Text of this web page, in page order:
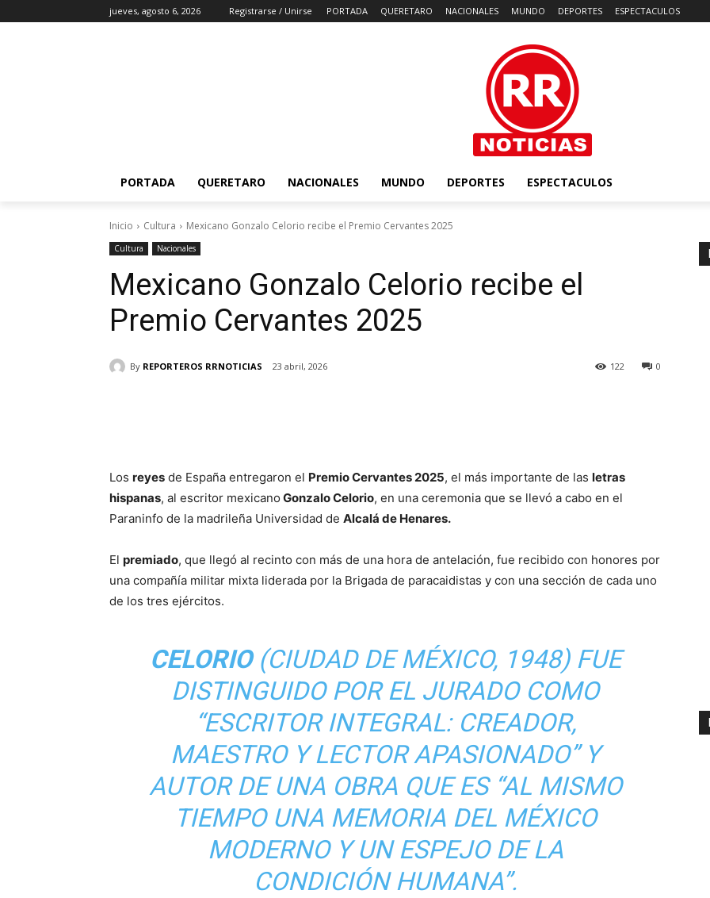
jueves, agosto 6, 2026 Registrarse / Unirse PORTADA QUERETARO NACIONALES MUNDO DEPORTES ESPECTACULOS
PORTADA QUERETARO NACIONALES MUNDO DEPORTES ESPECTACULOS
Inicio Cultura Mexicano Gonzalo Celorio recibe el Premio Cervantes 2025
Cultura Nacionales
Mexicano Gonzalo Celorio recibe el
Premio Cervantes 2025
By REPORTEROS RRNOTICIAS 23 abril, 2026 0
122
Los reyes de España entregaron el Premio Cervantes 2025, el más importante de las letras
hispanas, al escritor mexicano Gonzalo Celorio, en una ceremonia que se llevó a cabo en el
Paraninfo de la madrileña Universidad de Alcalá de Henares.
El premiado, que llegó al recinto con más de una hora de antelación, fue recibido con honores por
una compañía militar mixta liderada por la Brigada de paracaidistas y con una sección de cada uno
de los tres ejércitos.
CELORIO(CIUDAD DE MÉXICO, 1948) FUE
DISTINGUIDO POR EL JURADO COMO
“ESCRITOR INTEGRAL: CREADOR,
MAESTRO Y LECTOR APASIONADO” Y
AUTOR DE UNA OBRA QUE ES “AL MISMO
TIEMPO UNA MEMORIA DEL MÉXICO
MODERNO Y UN ESPEJO DE LA
CONDICIÓN HUMANA”.